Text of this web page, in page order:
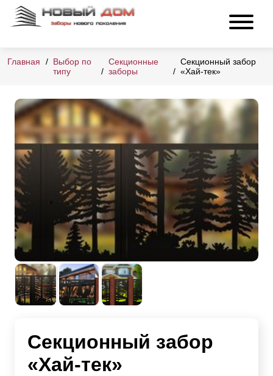
Главная
Выбор по
типу
Секционные
заборы
Секционный забор
«Хай-тек»
Секционный забор
«Хай-тек»